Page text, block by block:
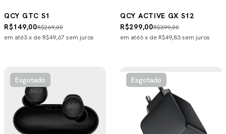
QCY GTC S1
R$269,00
R$149,00
em até3x de R$49,67 sem juros
QCY ACTIVE GX S12
R$399,00
R$299,00
em até6x de R$49,83sem juros
Esgotado Esgotado